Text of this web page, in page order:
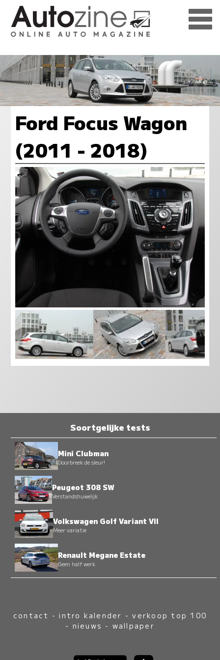
Ford Focus Wagon
(2011 - 2018)
Soortgelijke tests
Mini Clubman
Doorbreek de sleur!
Peugeot 308 SW
Verstandshuwelijk
Volkswagen Golf Variant VII
Meer variatie
Renault Megane Estate
Geen half werk
contact -intro kalender -verkoop top 100
- nieuws - wallpaper